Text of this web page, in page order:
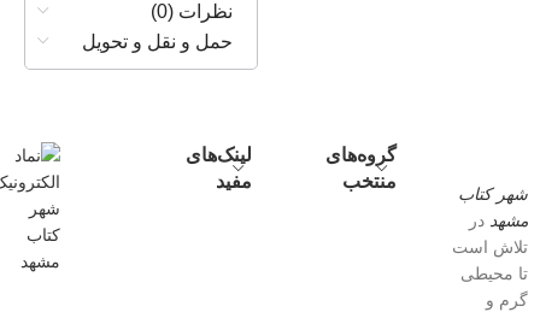
نظرات (0)
حمل و نقل و تحویل
شهر کتاب
مشهد در
تلاش است
تا محیطی
گرم و
گروه‌های
منتخب
لینک‌های
مفید